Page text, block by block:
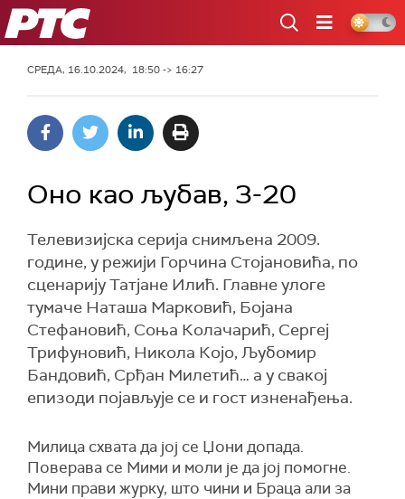
РТС
СРЕДА, 16.10.2024, 18:50 -> 16:27
Оно као љубав, 3-20
Телевизијска серија снимљена 2009.
године, у режији Горчина Стојановића, по
сценарију Татјане Илић. Главне улоге
тумаче Наташа Марковић, Бојана
Стефановић, Соња Колачарић, Сергеј
Трифуновић, Никола Којо, Љубомир
Бандовић, Срђан Милетић… а у свакој
епизоди појављује се и гост изненађења.
Милица схвата да јој се Џони допада.
Поверава се Мими и моли је да јој помогне.
Мини прави журку, што чини и Браца али за